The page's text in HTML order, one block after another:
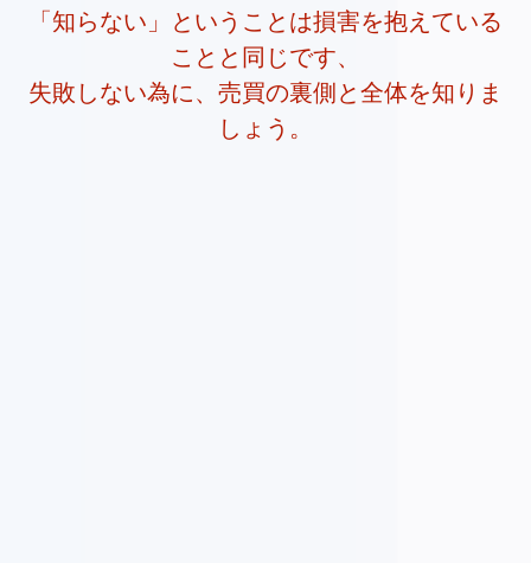
「知らない」ということは損害を抱えている
ことと同じです、
失敗しない為に、売買の裏側と全体を知りま
しょう。